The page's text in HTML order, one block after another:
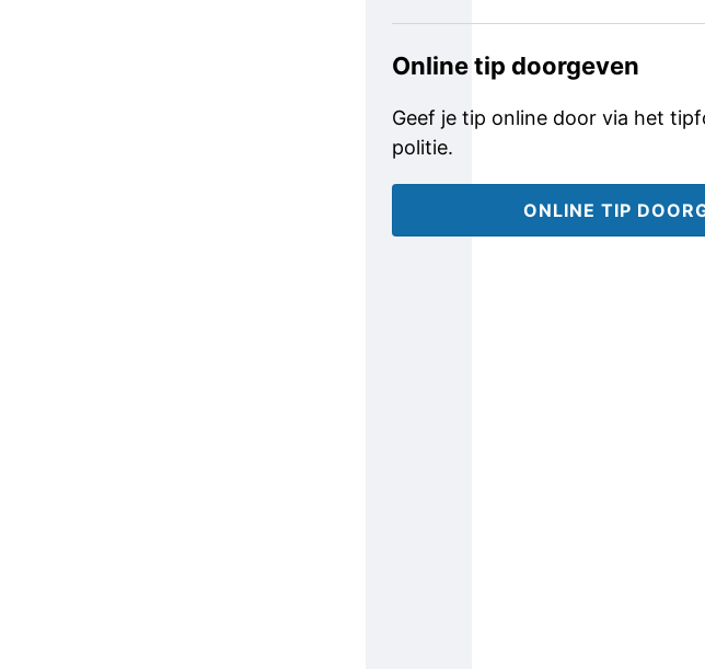
Online tip doorgeven
Geef je tip online door via het
politie.
ONLINE TIP